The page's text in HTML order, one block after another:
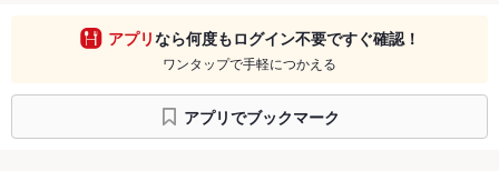
アプリなら何度もログイン不要ですぐ確認！
ワンタップで手軽につかえる
アプリでブックマーク